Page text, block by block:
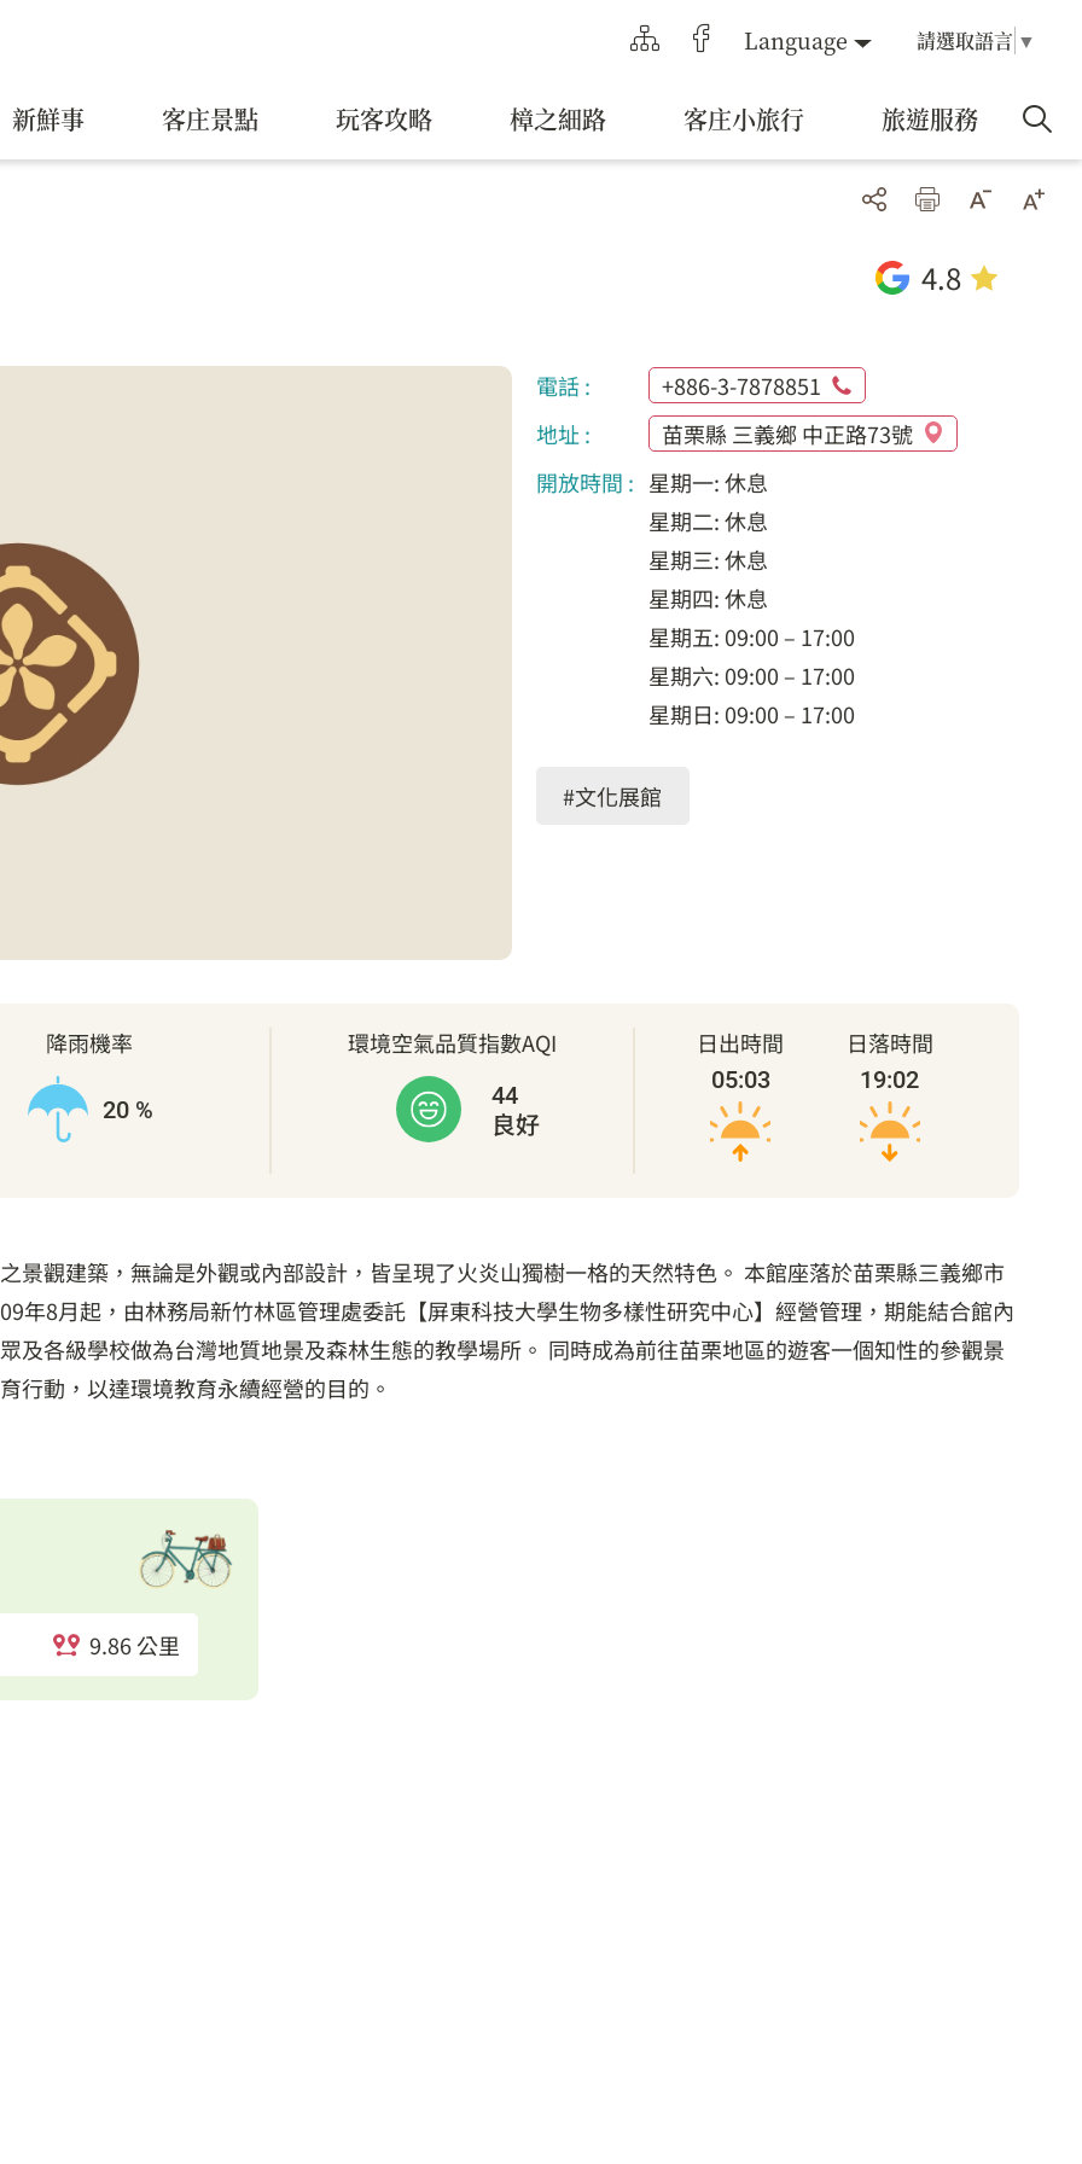
Language 請選取語言 ▼
新鮮事 客庄景點 玩客攻略 樟之細路 客庄小旅行 旅遊服務
4.8
電話 :
+886-3-7878851
地址 :
苗栗縣 三義鄉 中正路73號
開放時間 : 星期一: 休息
星期二: 休息
星期三: 休息
星期四: 休息
星期五: 09:00 – 17:00
星期六: 09:00 – 17:00
星期日: 09:00 – 17:00
#文化展館
降雨機率
20 %
環境空氣品質指數AQI
44
良好
日出時間
05:03
日落時間
19:02
景觀建築，無論是外觀或內部設計，皆呈現了火炎山獨樹一格的天然特色。 本館座落於苗栗縣三義鄉市
年8月起，由林務局新竹林區管理處委託【屏東科技大學生物多樣性研究中心】經營管理，期能結合館內
及各級學校做為台灣地質地景及森林生態的教學場所。 同時成為前往苗栗地區的遊客一個知性的參觀景
行動，以達環境教育永續經營的目的。
9.86 公里